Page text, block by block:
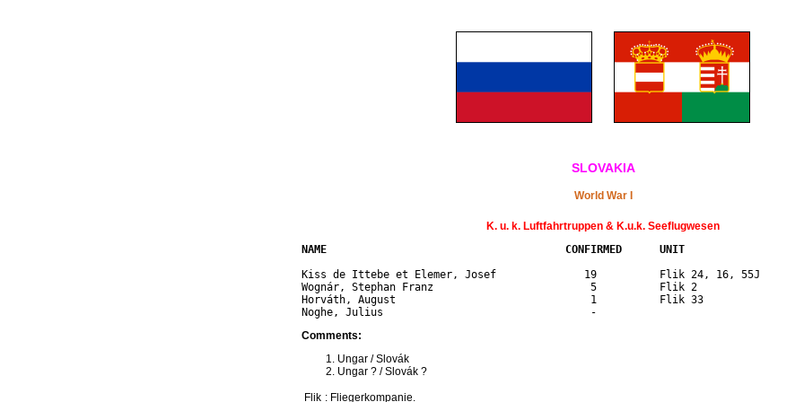
SLOVAKIA
World War I
K. u. k. Luftfahrtruppen & K.u.k. Seeflugwesen
NAME                                      CONFIRMED      UNIT
Kiss de Ittebe et Elemer, Josef              19          Flik 24, 16, 55J
Wognár, Stephan Franz                         5          Flik 2
Horváth, August                               1          Flik 33
Comments:
Ungar / Slovák
Ungar ? / Slovák ?
Flik : Fliegerkompanie.